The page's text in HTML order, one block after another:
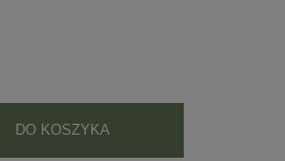
DO KOSZYKA